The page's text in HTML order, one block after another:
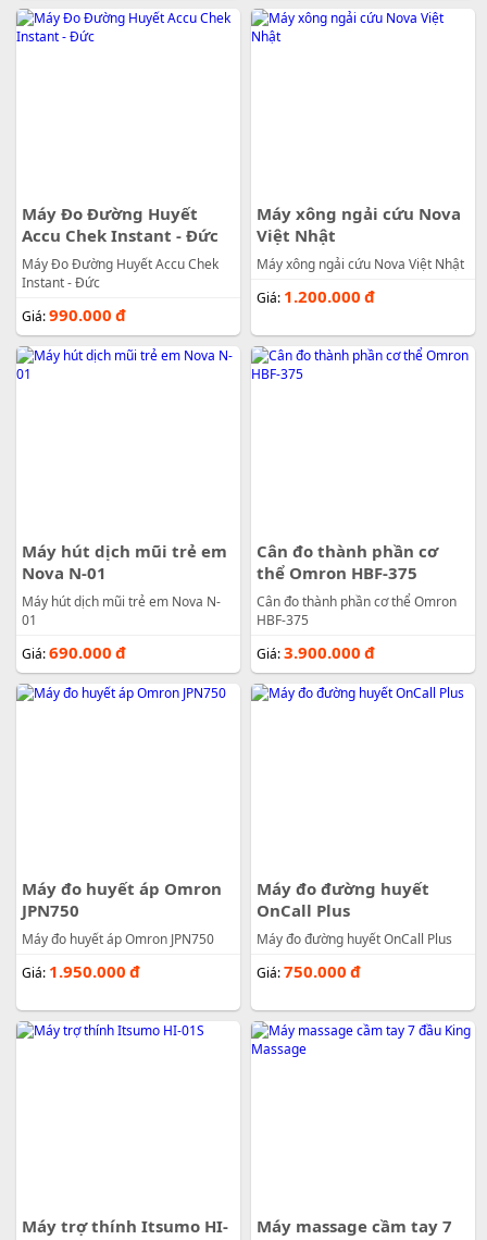
Máy Đo Đường Huyết
Accu Chek Instant - Đức
Máy Đo Đường Huyết Accu Chek
Instant - Đức
Giá:990.000 đ
Máy xông ngải cứu Nova
Việt Nhật
Máy xông ngải cứu Nova Việt Nhật
Giá: 1.200.000 đ
Máy hút dịch mũi trẻ em
Nova N-01
Máy hút dịch mũi trẻ em Nova N-
01
Giá:690.000 đ
Cân đo thành phần cơ
thể Omron HBF-375
Cân đo thành phần cơ thể Omron
HBF-375
Giá:3.900.000 đ
Máy đo huyết áp Omron
JPN750
Máy đo huyết áp Omron JPN750
Giá: 1.950.000 đ
Máy đo đường huyết
OnCall Plus
Máy đo đường huyết OnCall Plus
Giá:750.000 đ
Máy trợ thính Itsumo HI-
Máy massage cầm tay 7